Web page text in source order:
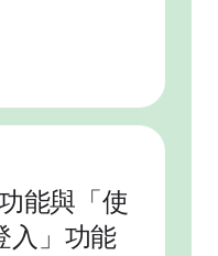
能與「使
入」功能